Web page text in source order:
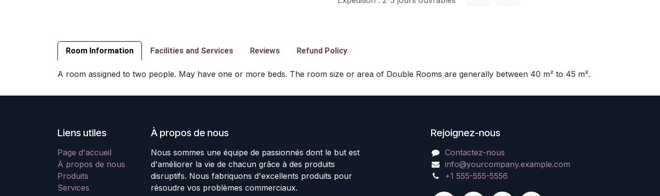
Room Information Facilities and Services Reviews Refund Policy
A room assigned to two people. May have one or more beds. The room size or area of Double Rooms are generally between 40 m² to 45 m².
Liens utiles
Page d'accueil
À propos de nous
Produits
Services
À propos de nous
Nous sommes une équipe de passionnés dont le but est
d'améliorer la vie de chacun grâce à des produits
disruptifs. Nous fabriquons d'excellents produits pour
résoudre vos problèmes commerciaux.
Rejoignez-nous
Contactez-nous
info@yourcompany.example.com
+1 555-555-5556